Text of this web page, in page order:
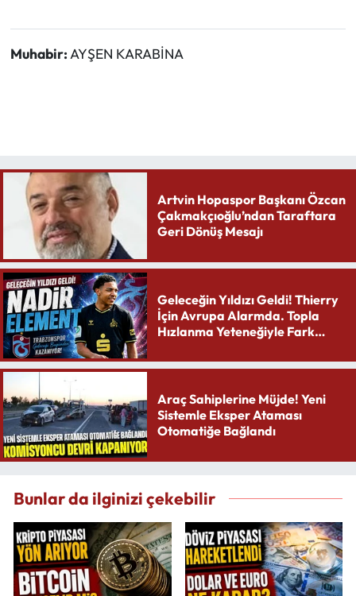
Muhabir:AYŞEN KARABİNA
Artvin Hopaspor Başkanı Özcan
Çakmakçıoğlu’ndan Taraftara
Geri Dönüş Mesajı
Geleceğin Yıldızı Geldi! Thierry
İçin Avrupa Alarmda. Topla
Hızlanma Yeteneğiyle Fark
Araç Sahiplerine Müjde! Yeni
Sistemle Eksper Ataması
Otomatiğe Bağlandı
Bunlar da ilginizi çekebilir